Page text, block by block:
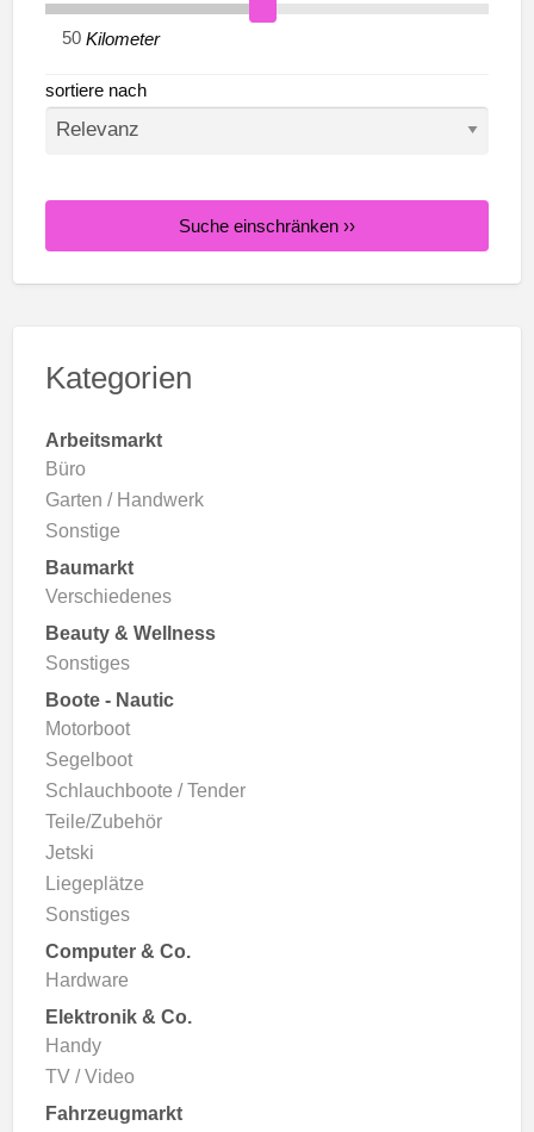
Kilometer
sortiere nach
Suche einschränken ››
Kategorien
Arbeitsmarkt
Büro
Garten / Handwerk
Sonstige
Baumarkt
Verschiedenes
Beauty & Wellness
Sonstiges
Boote - Nautic
Motorboot
Segelboot
Schlauchboote / Tender
Teile/Zubehör
Jetski
Liegeplätze
Sonstiges
Computer & Co.
Hardware
Elektronik & Co.
Handy
TV / Video
Fahrzeugmarkt